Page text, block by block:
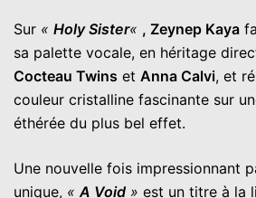
Sur « Holy Sister« , Zeynep Kaya
sa palette vocale, en héritage
Cocteau Twins et Anna Calvi, et
couleur cristalline fascinante sur
éthérée du plus bel effet.
Une nouvelle fois impressionnant
unique, «A Void » est un titre à la